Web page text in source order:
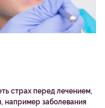
страх перед лечением,
например заболевания